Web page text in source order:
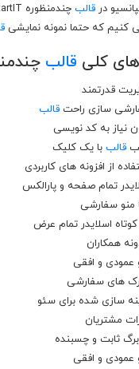
در قالب چندمنظوره StartIT نیز بر روی تمام مرورگرها و دستگاه ها به خوبی پیاده سازی شده است.
کنیم که حتما نمونه نمایشی
کلی قالب
قدرتمند
سازی راحت قالب
نیاز به کد نویسی
قالب با یک کلیک
از افزونه های کاربردی
تمام صفحه و پارالکس
منو سفارشی
اسلایدر تمام عرض
همکاران
عمودی و افقی
های سفارشی
سازی شده برای سئو
مشتریان
ثابت و چسبنده
عمودی و افقی